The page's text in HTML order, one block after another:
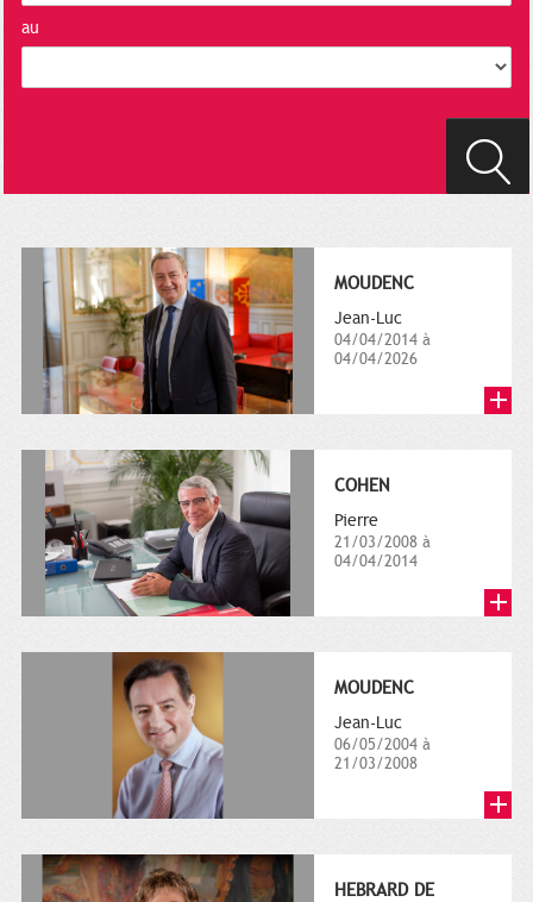
au
MOUDENC
Jean-Luc
04/04/2014 à
04/04/2026
COHEN
Pierre
21/03/2008 à
04/04/2014
MOUDENC
Jean-Luc
06/05/2004 à
21/03/2008
HEBRARD DE